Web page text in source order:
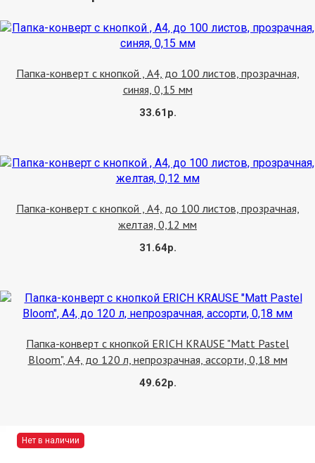
Купить
Папка-конверт с кнопкой , А4, до 100 листов, прозрачная,
синяя, 0,15 мм
33.61р.
Купить
Папка-конверт с кнопкой , А4, до 100 листов, прозрачная,
желтая, 0,12 мм
31.64р.
Купить
Папка-конверт с кнопкой ERICH KRAUSE "Matt Pastel
Bloom", А4, до 120 л, непрозрачная, ассорти, 0,18 мм
49.62р.
Нет в наличии